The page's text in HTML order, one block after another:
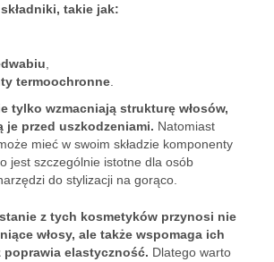
takie jak:
termoochronne
tylko wzmacniają strukturę włosów,
je przed uszkodzeniami. Natomiast
mieć w swoim składzie komponenty
jest szczególnie istotne dla osób
do stylizacji na gorąco.
z tych kosmetyków przynosi nie
włosy, ale także wspomaga ich
poprawia elastyczność. Dlatego warto